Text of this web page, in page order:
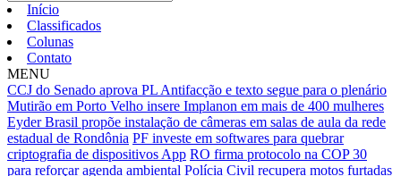
Início
Classificados
Colunas
Contato
MENU
CCJ do Senado aprova PL Antifacção e texto segue para o plenário
Mutirão em Porto Velho insere Implanon em mais de 400 mulheres
Eyder Brasil propõe instalação de câmeras em salas de aula da rede
estadual de Rondônia PF investe em softwares para quebrar
criptografia de dispositivos App RO firma protocolo na COP 30
para reforçar agenda ambiental Polícia Civil recupera motos furtadas